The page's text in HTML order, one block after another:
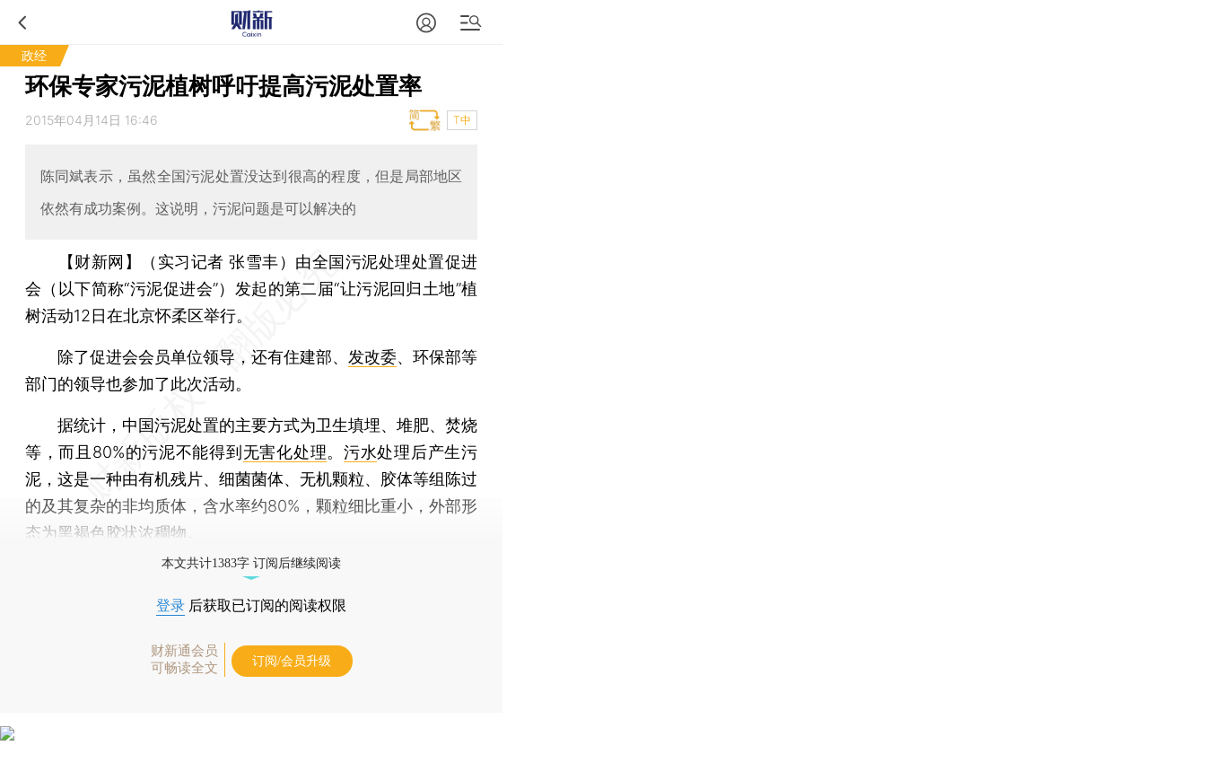
政经
环保专家污泥植树呼吁提高污泥处置率
2015年04月14日 16:46 T中
陈同斌表示，虽然全国污泥处置没达到很高的程度，但是局部地区
依然有成功案例。这说明，污泥问题是可以解决的
【财新网】（实习记者 张雪丰） 由全国污泥处理处置促进
会（以下简称“污泥促进会”）发起的第二届“让污泥回归土地”植
树活动12日在北京怀柔区举行。
除了促进会会员单位领导，还有住建部、 发改委、环保部等
部门的领导也参加了此次活动。
据统计，中国污泥处置的主要方式为卫生填埋、堆肥、焚烧
等，而且80%的污泥不能得到无害化处理。 污水处理后产生污
泥，这是一种由有机残片、细菌菌体、无机颗粒、胶体等组陈过
的及其复杂的非均质体，含水率约80%，颗粒细比重小，外部形
态为黑褐色胶状浓稠物。
本文共计1383字 订阅后继续阅读
登录 后获取已订阅的阅读权限
财新通会员
可畅读全文
订阅/会员升级